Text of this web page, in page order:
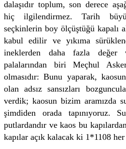
dalaşıdır toplum, son derece
hiç ilgilendirmez. Tarih
seçkinlerin boy ölçüştüğü kapalı
kabul edilir ve yıkıma
ineklerden daha fazla değer
palalarından biri Meçhul
olmasıdır: Bunu yaparak,
olan adsız sansızları
verdik; kaosun bizim aramızda
şimdiden orada tapınıyoruz.
putlardandır ve kaos bu
kapılar açık kalacak ki 1*1108